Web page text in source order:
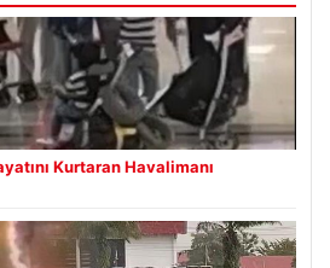
Kurtaran Havalimanı